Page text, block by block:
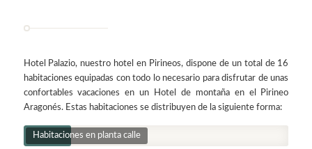
Hotel Palazio, nuestro hotel en Pirineos, dispone de un total de 16
habitaciones equipadas con todo lo necesario para disfrutar de unas
confortables vacaciones en un Hotel de montaña en el Pirineo
Aragonés. Estas habitaciones se distribuyen de la siguiente forma:
Habitaciones en planta calle